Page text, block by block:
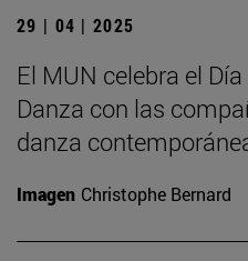
29 | 04 | 2025
El MUN celebra el
Danza con las
danza
Imagen Christophe Bernard